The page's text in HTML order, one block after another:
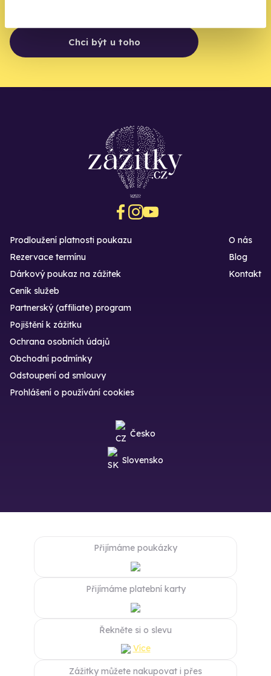
Chci být u toho
Prodloužení platnosti poukazu
Rezervace termínu
Dárkový poukaz na zážitek
O nás
Blog
Kontakt
Ceník služeb
Partnerský (affiliate) program
Pojištění k zážitku
Ochrana osobních údajů
Obchodní podmínky
Odstoupení od smlouvy
Prohlášení o používání cookies
Česko
Slovensko
Přijímáme poukázky
Přijímáme platební karty
Řekněte si o slevu
Více
Zážitky můžete nakupovat i přes